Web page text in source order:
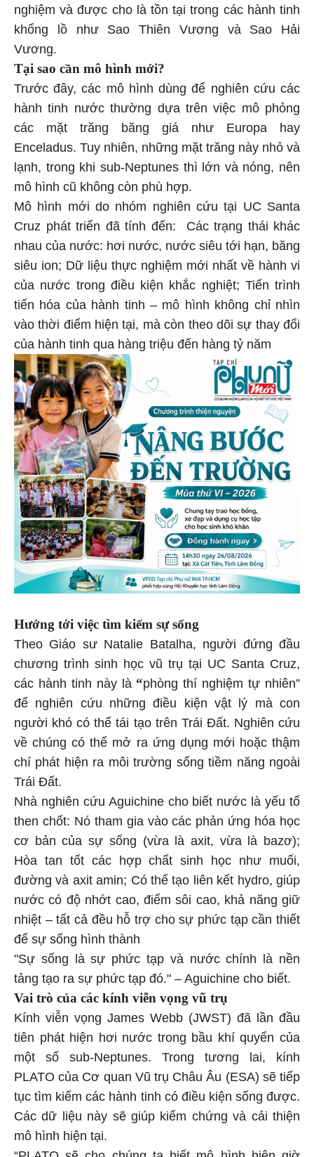
nghiệm và được cho là tồn tại trong các hành tinh
khổng lồ như Sao Thiên Vương và Sao Hải
Vương.
Tại sao cần mô hình mới?
Trước đây, các mô hình dùng để nghiên cứu các
hành tinh nước thường dựa trên việc mô phỏng
các mặt trăng băng giá như Europa hay
Enceladus. Tuy nhiên, những mặt trăng này nhỏ và
lạnh, trong khi sub-Neptunes thì lớn và nóng, nên
mô hình cũ không còn phù hợp.
Mô hình mới do nhóm nghiên cứu tại UC Santa
Cruz phát triển đã tính đến: Các trạng thái khác
nhau của nước: hơi nước, nước siêu tới hạn, băng
siêu ion; Dữ liệu thực nghiệm mới nhất về hành vi
của nước trong điều kiện khắc nghiệt; Tiến trình
tiến hóa của hành tinh – mô hình không chỉ nhìn
vào thời điểm hiện tại, mà còn theo dõi sự thay đổi
của hành tinh qua hàng triệu đến hàng tỷ năm
Hướng tới việc tìm kiếm sự sống
Theo Giáo sư Natalie Batalha, người đứng đầu
chương trình sinh học vũ trụ tại UC Santa Cruz,
các hành tinh này là “phòng thí nghiệm tự nhiên”
để nghiên cứu những điều kiện vật lý mà con
người khó có thể tái tạo trên Trái Đất. Nghiên cứu
về chúng có thể mở ra ứng dụng mới hoặc thậm
chí phát hiện ra môi trường sống tiềm năng ngoài
Trái Đất.
Nhà nghiên cứu Aguichine cho biết nước là yếu tố
then chốt: Nó tham gia vào các phản ứng hóa học
cơ bản của sự sống (vừa là axit, vừa là bazơ);
Hòa tan tốt các hợp chất sinh học như muối,
đường và axit amin; Có thể tạo liên kết hydro, giúp
nước có độ nhớt cao, điểm sôi cao, khả năng giữ
nhiệt – tất cả đều hỗ trợ cho sự phức tạp cần thiết
để sự sống hình thành
"Sự sống là sự phức tạp và nước chính là nền
tảng tạo ra sự phức tạp đó." – Aguichine cho biết.
Vai trò của các kính viễn vọng vũ trụ
Kính viễn vọng James Webb (JWST) đã lần đầu
tiên phát hiện hơi nước trong bầu khí quyển của
một số sub-Neptunes. Trong tương lai, kính
PLATO của Cơ quan Vũ trụ Châu Âu (ESA) sẽ tiếp
tục tìm kiếm các hành tinh có điều kiện sống được.
Các dữ liệu này sẽ giúp kiểm chứng và cải thiện
mô hình hiện tại.
“PLATO sẽ cho chúng ta biết mô hình hiện giờ